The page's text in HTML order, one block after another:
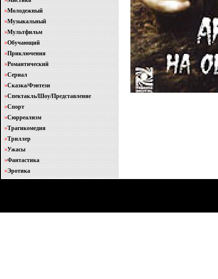
»Молодежный
»Музыкальный
»Мультфильм
»Обучающий
»Приключения
»Романтический
»Сериал
»Сказка/Фэнтези
»Спектакль/Шоу/Представление
»Спорт
»Сюрреализм
»Трагикомедия
»Триллер
»Ужасы
»Фантастика
»Эротика